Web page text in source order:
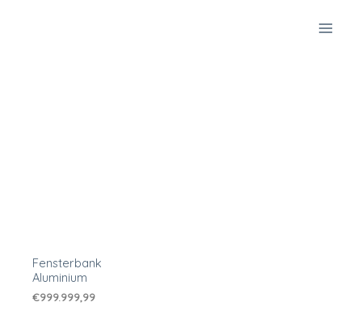
Fensterbank
Aluminium
€999.999,99